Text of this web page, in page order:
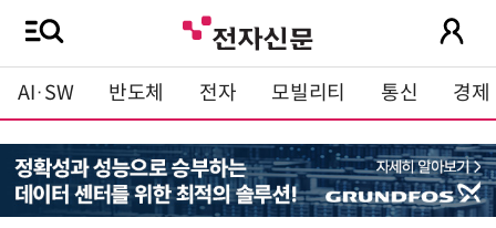
AI·SW 반도체 전자 모빌리티 통신 경제